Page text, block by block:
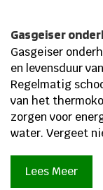
Gasgeiser
Gasgeiser
en levensduur
Regelmatig
van het
zorgen voor
water. Vergeet
Lees Meer